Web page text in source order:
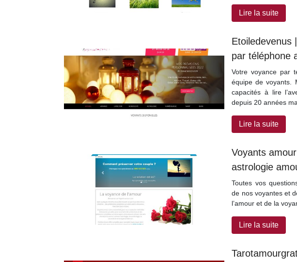
Lire la suite
Etoiledeve­nus
par téléphone
Votre voyance par
équipe de voyants.
capacités à lire
depuis 20 années
Lire la suite
Voyants
astrologie
Toutes vos
de nos voyantes et
l’amour et de la
Lire la suite